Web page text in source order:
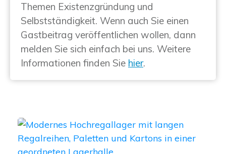
Themen Existenzgründung und
Selbstständigkeit. Wenn auch Sie einen
Gastbeitrag veröffentlichen wollen, dann
melden Sie sich einfach bei uns. Weitere
Informationen finden Sie hier.